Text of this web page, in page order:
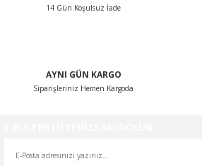
14 Gün Koşulsuz İade
AYNI GÜN KARGO
Siparişleriniz Hemen Kargoda